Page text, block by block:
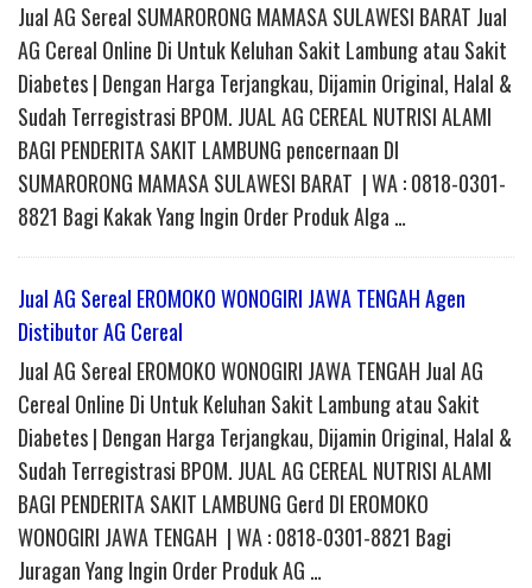
Jual AG Sereal SUMARORONG MAMASA SULAWESI BARAT Jual
AG Cereal Online Di Untuk Keluhan Sakit Lambung atau Sakit
Diabetes | Dengan Harga Terjangkau, Dijamin Original, Halal &
Sudah Terregistrasi BPOM. JUAL AG CEREAL NUTRISI ALAMI
BAGI PENDERITA SAKIT LAMBUNG pencernaan DI
SUMARORONG MAMASA SULAWESI BARAT | WA : 0818-0301-
8821 Bagi Kakak Yang Ingin Order Produk Alga …
Jual AG Sereal EROMOKO WONOGIRI JAWA TENGAH Agen
Distibutor AG Cereal
Jual AG Sereal EROMOKO WONOGIRI JAWA TENGAH Jual AG
Cereal Online Di Untuk Keluhan Sakit Lambung atau Sakit
Diabetes | Dengan Harga Terjangkau, Dijamin Original, Halal &
Sudah Terregistrasi BPOM. JUAL AG CEREAL NUTRISI ALAMI
BAGI PENDERITA SAKIT LAMBUNG Gerd DI EROMOKO
WONOGIRI JAWA TENGAH | WA : 0818-0301-8821 Bagi
Juragan Yang Ingin Order Produk AG …